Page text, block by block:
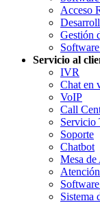
Acceso
Gestión
Servicio al
IVR
Chat en
VoIP
Call
Servicio
Soporte
Chatbot
Mesa de
Sistema